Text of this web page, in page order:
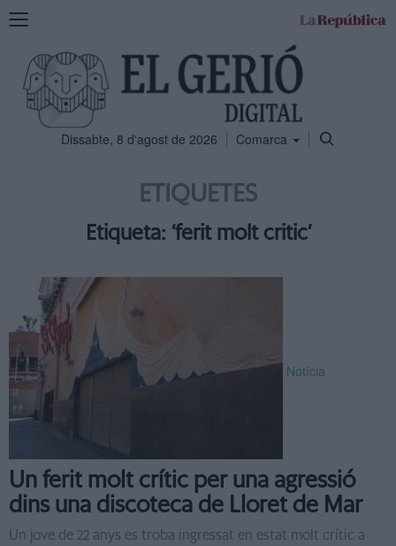
Mostra
navegació
Dissabte, 8 d'agost de 2026 Comarca
ETIQUETES
Etiqueta: ‘ferit molt critic’
Notícia
Un ferit molt crític per una agressió
dins una discoteca de Lloret de Mar
Un jove de 22 anys es troba ingressat en estat molt crític a